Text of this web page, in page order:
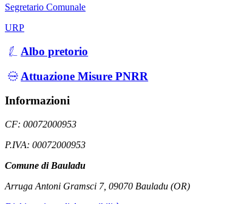
Segretario Comunale
URP
Albo pretorio
Attuazione Misure PNRR
Informazioni
CF: 00072000953
P.IVA: 00072000953
Comune di Bauladu
Arruga Antoni Gramsci 7, 09070 Bauladu (OR)